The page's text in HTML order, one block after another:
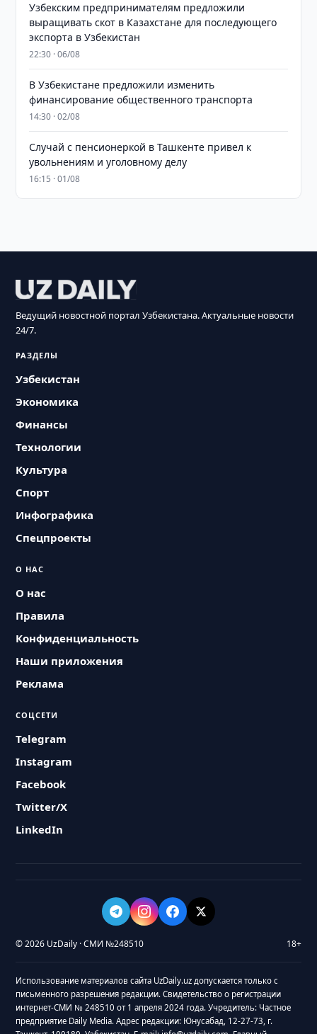
Узбекским предпринимателям предложили
выращивать скот в Казахстане для последующего
экспорта в Узбекистан
22:30 · 06/08
В Узбекистане предложили изменить
финансирование общественного транспорта
14:30 · 02/08
Случай с пенсионеркой в Ташкенте привел к
увольнениям и уголовному делу
16:15 · 01/08
Ведущий новостной портал Узбекистана. Актуальные новости
24/7.
РАЗДЕЛЫ
Узбекистан
Экономика
Финансы
Технологии
Культура
Спорт
Инфографика
Спецпроекты
О НАС
О нас
Правила
Конфиденциальность
Наши приложения
Реклама
СОЦСЕТИ
Telegram
Instagram
Facebook
Twitter/X
LinkedIn
© 2026 UzDaily · СМИ №248510 18+
Использование материалов сайта UzDaily.uz допускается только с
письменного разрешения редакции. Свидетельство о регистрации
интернет-СМИ № 248510 от 1 апреля 2024 года. Учредитель: Частное
предприятие Daily Media. Адрес редакции: Юнусабад, 12-27-73, г.